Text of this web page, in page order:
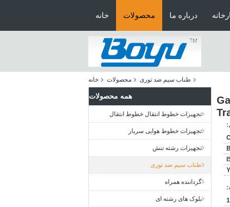
خانه محصولات درباره ما
خانه محصولات طناب سیم ضد توری
همه محصولات
تجهیزات خطوط انتقال خطوط انتقال
تجهیزات خطوط هوایی سربار
تجهیزات رشته تنش
طناب سیم ضد توری
گرداننده همراه
بلوک های رشته ای